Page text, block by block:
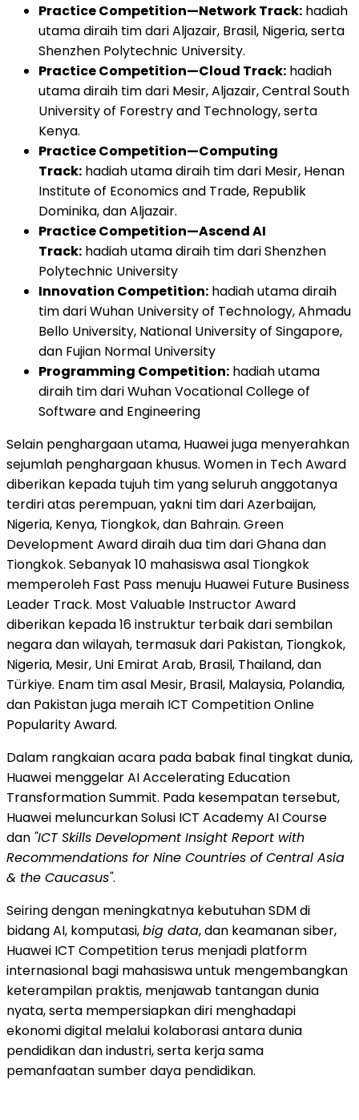
Practice Competition—Network Track: hadiah
utama diraih tim dari Aljazair, Brasil, Nigeria, serta
Shenzhen Polytechnic University.
Practice Competition—Cloud Track: hadiah
utama diraih tim dari Mesir, Aljazair, Central South
University of Forestry and Technology, serta
Kenya.
Practice Competition—Computing
Track: hadiah utama diraih tim dari Mesir, Henan
Institute of Economics and Trade, Republik
Dominika, dan Aljazair.
Practice Competition—Ascend AI
Track: hadiah utama diraih tim dari Shenzhen
Polytechnic University
Innovation Competition: hadiah utama diraih
tim dari Wuhan University of Technology, Ahmadu
Bello University, National University of Singapore,
dan Fujian Normal University
Programming Competition: hadiah utama
diraih tim dari Wuhan Vocational College of
Software and Engineering
Selain penghargaan utama, Huawei juga menyerahkan
sejumlah penghargaan khusus. Women in Tech Award
diberikan kepada tujuh tim yang seluruh anggotanya
terdiri atas perempuan, yakni tim dari Azerbaijan,
Nigeria, Kenya, Tiongkok, dan Bahrain. Green
Development Award diraih dua tim dari Ghana dan
Tiongkok. Sebanyak 10 mahasiswa asal Tiongkok
memperoleh Fast Pass menuju Huawei Future Business
Leader Track. Most Valuable Instructor Award
diberikan kepada 16 instruktur terbaik dari sembilan
negara dan wilayah, termasuk dari Pakistan, Tiongkok,
Nigeria, Mesir, Uni Emirat Arab, Brasil, Thailand, dan
Türkiye. Enam tim asal Mesir, Brasil, Malaysia, Polandia,
dan Pakistan juga meraih ICT Competition Online
Popularity Award.
Dalam rangkaian acara pada babak final tingkat dunia,
Huawei menggelar AI Accelerating Education
Transformation Summit. Pada kesempatan tersebut,
Huawei meluncurkan Solusi ICT Academy AI Course
dan "ICT Skills Development Insight Report with
Recommendations for Nine Countries of Central Asia
& the Caucasus".
Seiring dengan meningkatnya kebutuhan SDM di
bidang AI, komputasi,big data, dan keamanan siber,
Huawei ICT Competition terus menjadi platform
internasional bagi mahasiswa untuk mengembangkan
keterampilan praktis, menjawab tantangan dunia
nyata, serta mempersiapkan diri menghadapi
ekonomi digital melalui kolaborasi antara dunia
pendidikan dan industri, serta kerja sama
pemanfaatan sumber daya pendidikan.